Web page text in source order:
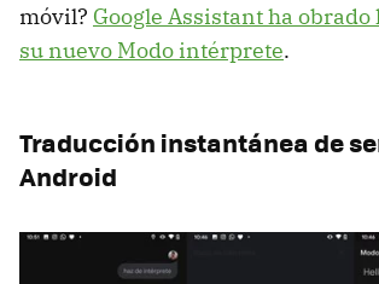
móvil? Google Assistant ha obrado
su nuevo Modo intérprete.
Traducción instantánea de
Android